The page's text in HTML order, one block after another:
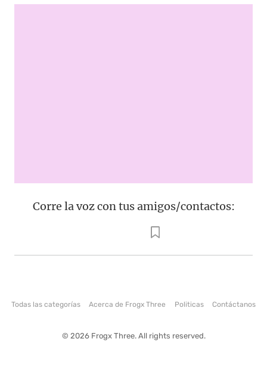
Corre la voz con tus amigos/contactos:
Todas las categorías Acerca de Frogx Three Politicas Contáctanos
© 2026 Frogx Three. All rights reserved.